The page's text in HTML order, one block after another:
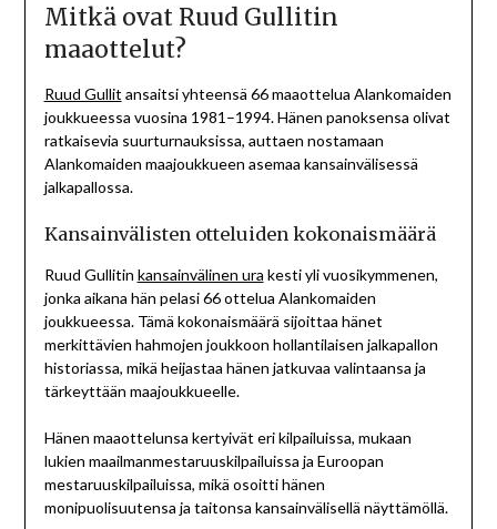
Mitkä ovat Ruud Gullitin
maaottelut?
Ruud Gullit ansaitsi yhteensä 66 maaottelua Alankomaiden
joukkueessa vuosina 1981–1994. Hänen panoksensa olivat
ratkaisevia suurturnauksissa, auttaen nostamaan
Alankomaiden maajoukkueen asemaa kansainvälisessä
jalkapallossa.
Kansainvälisten otteluiden kokonaismäärä
Ruud Gullitin kansainvälinen ura kesti yli vuosikymmenen,
jonka aikana hän pelasi 66 ottelua Alankomaiden
joukkueessa. Tämä kokonaismäärä sijoittaa hänet
merkittävien hahmojen joukkoon hollantilaisen jalkapallon
historiassa, mikä heijastaa hänen jatkuvaa valintaansa ja
tärkeyttään maajoukkueelle.
Hänen maaottelunsa kertyivät eri kilpailuissa, mukaan
lukien maailmanmestaruuskilpailuissa ja Euroopan
mestaruuskilpailuissa, mikä osoitti hänen
monipuolisuutensa ja taitonsa kansainvälisellä näyttämöllä.